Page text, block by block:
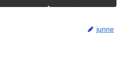
junne